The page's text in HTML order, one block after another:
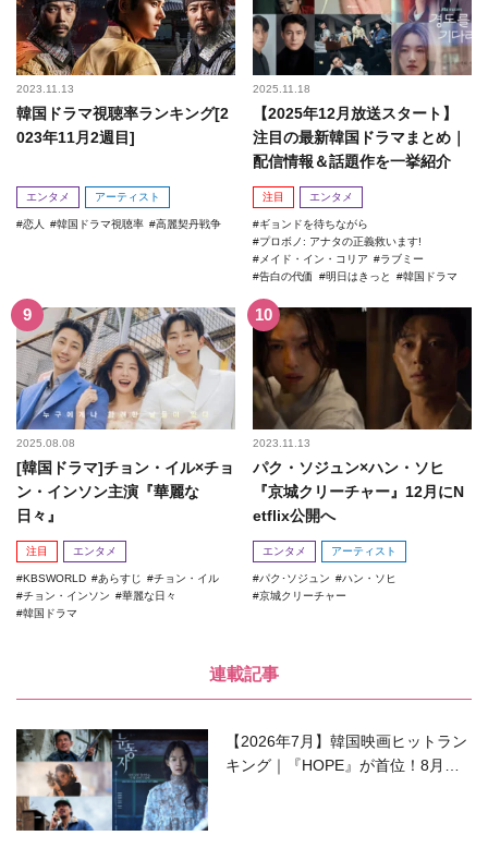
2023.11.13
韓国ドラマ視聴率ランキング[2
023年11月2週目]
エンタメ アーティスト
恋人 韓国ドラマ視聴率 高麗契丹戦争
2025.11.18
【2025年12月放送スタート】
注目の最新韓国ドラマまとめ｜
配信情報＆話題作を一挙紹介
注目 エンタメ
ギョンドを待ちながら
プロボノ: アナタの正義救います!
メイド・イン・コリア
ラブミー
告白の代価
明日はきっと 韓国ドラマ
2025.08.08
[韓国ドラマ]チョン・イル×チョ
ン・インソン主演『華麗な
日々』
注目 エンタメ
KBSWORLD あらすじ
チョン・イル
チョン・インソン
華麗な日々
韓国ドラマ
2023.11.13
パク・ソジュン×ハン・ソヒ
『京城クリーチャー』12月にN
etflix公開へ
エンタメ アーティスト
パク･ソジュン
ハン・ソヒ
京城クリーチャー
連載記事
【2026年7月】韓国映画ヒットラン
キング｜『HOPE』が首位！8月公